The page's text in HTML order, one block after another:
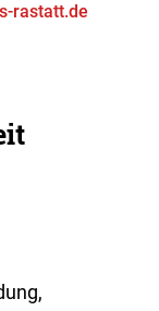
rastatt.de